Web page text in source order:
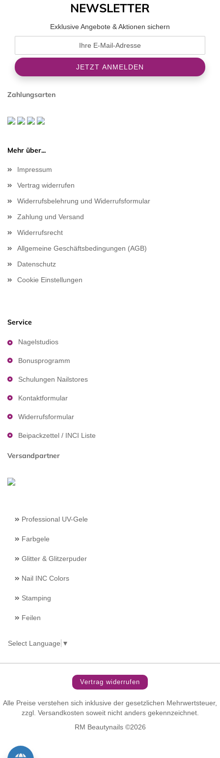
NEWSLETTER
Exklusive Angebote & Aktionen sichern
Zahlungsarten
Mehr über...
Impressum
Vertrag widerrufen
Widerrufsbelehrung und Widerrufsformular
Zahlung und Versand
Widerrufsrecht
Allgemeine Geschäftsbedingungen (AGB)
Datenschutz
Cookie Einstellungen
Service
Nagelstudios
Bonusprogramm
Schulungen Nailstores
Kontaktformular
Widerrufsformular
Beipackzettel / INCI Liste
Versandpartner
Professional UV-Gele
Farbgele
Glitter & Glitzerpuder
Nail INC Colors
Stamping
Feilen
Select Language ▼
Vertrag widerrufen
Alle Preise verstehen sich inklusive der gesetzlichen Mehrwertsteuer,
zzgl. Versandkosten soweit nicht anders gekennzeichnet.
RM Beautynails ©2026